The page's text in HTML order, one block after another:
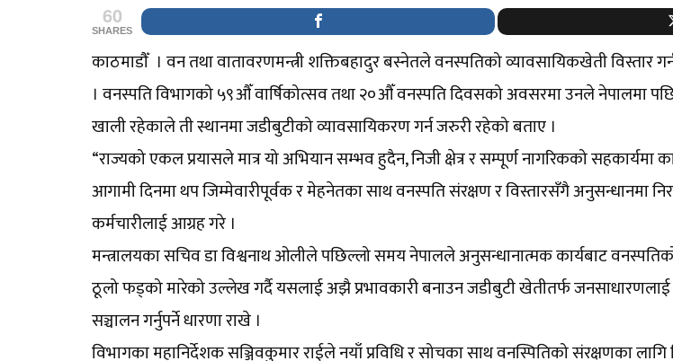
60
SHARES
काठमाडौँ । वन तथा वातावरणमन्त्री शक्तिबहादुर बस्नेतले वनस्पतिको व्यावसायिकखेती
। वनस्पति विभागको ५९औँ वार्षिकोत्सव तथा २०औँ वनस्पति दिवसको अवसरमा उनले नेपालमा
खाली रहेकाले ती स्थानमा जडीबुटीको व्यावसायिकरण गर्न जरुरी रहेको बताए ।
“राज्यको एकल प्रयासले मात्र यो अभियान सम्भव हुदैन, निजी क्षेत्र र सम्पूर्ण नागरिकको सहकार्यमा
आगामी दिनमा थप जिम्मेवारीपूर्वक र मेहनेतका साथ वनस्पति संरक्षण र विस्तारसँगै अनुसन्धानमा
कर्मचारीलाई आग्रह गरे ।
मन्त्रालयका सचिव डा विश्वनाथ ओलीले पछिल्लो समय नेपालले अनुसन्धानात्मक कार्यबाट
ठूलो फड्को मारेको उल्लेख गर्दै यसलाई अझै प्रभावकारी बनाउन जडीबुटी खेतीतर्फ जनसाधारणलाई
सञ्चालन गर्नुपर्ने धारणा राखे ।
विभागका महानिर्देशक सञ्जिवकुमार राईले नयाँ प्रविधि र सोचका साथ वनस्पितिको संरक्षणका लागि